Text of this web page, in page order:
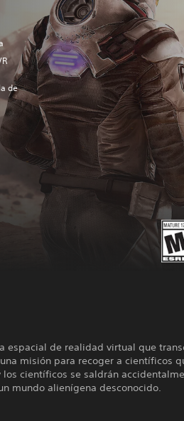
de
espacial de realidad virtual que
misión para recoger a científicos
los científicos se saldrán
mundo alienígena desconocido.